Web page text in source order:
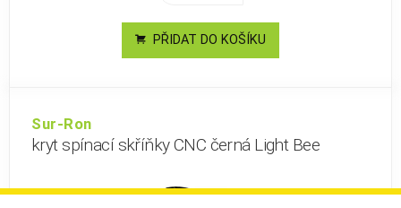
PŘIDAT DO KOŠÍKU
Sur-Ron
kryt spínací skříňky CNC černá Light Bee